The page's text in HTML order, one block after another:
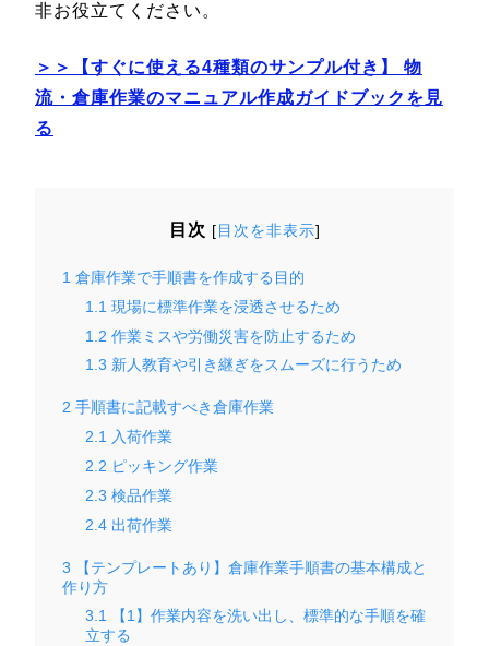
非お役立てください。
＞＞【すぐに使える4種類のサンプル付き】 物
流・倉庫作業のマニュアル作成ガイドブックを見
る
目次 [目次を非表示]
1 倉庫作業で手順書を作成する目的
1.1 現場に標準作業を浸透させるため
1.2 作業ミスや労働災害を防止するため
1.3 新人教育や引き継ぎをスムーズに行うため
2 手順書に記載すべき倉庫作業
2.1
入荷作業
2.2 ピッキング作業
2.3 検品作業
2.4 出荷作業
3 【テンプレートあり】倉庫作業手順書の基本構成と
作り方
3.1 【1】作業内容を洗い出し、標準的な手順を確
立する